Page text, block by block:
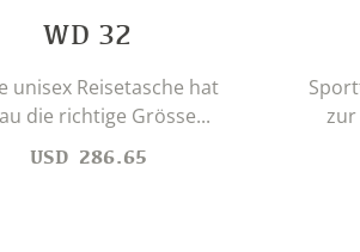
WD 32
unisex Reisetasche hat
die richtige Grösse...
USD 286.65
zur